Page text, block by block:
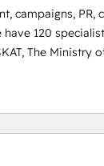
campaigns, PR,
120
The Ministry